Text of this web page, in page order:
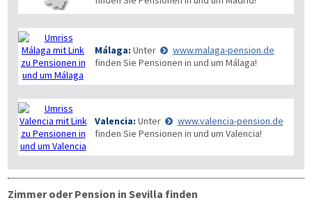
Málaga: Unter
www.malaga-pension.de
finden Sie Pensionen in und um Málaga!
Valencia: Unter
www.valencia-pension.de
finden Sie Pensionen in und um Valencia!
Zimmer oder Pension in Sevilla finden